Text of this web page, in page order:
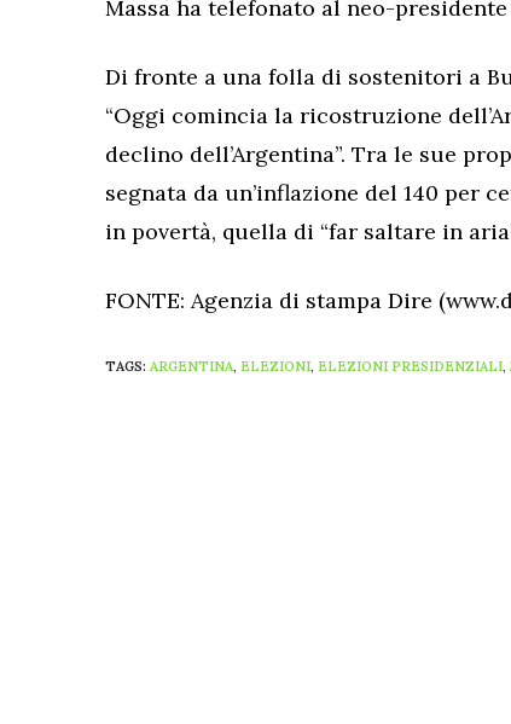
Massa ha telefonato al neo-
Di fronte a una folla di sostenitori a
“Oggi comincia la ricostruzione
declino dell’Argentina”. Tra le sue
segnata da un’inflazione del 140 per
in povertà, quella di “far saltare in
FONTE: Agenzia di stampa Dire
TAGS: ARGENTINA, ELEZIONI, ELEZIONI PRESIDENZIALI,